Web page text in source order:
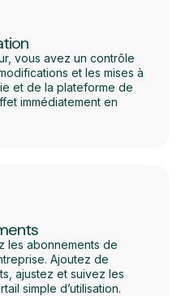
vous avez un contrôle
et les mises à
et de la plateforme de
immédiatement en
les abonnements de
Ajoutez de
ajustez et suivez les
simple d’utilisation.